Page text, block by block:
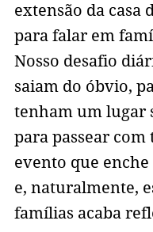
extensão da casa
para falar em
Nosso desafio
saiam do óbvio,
tenham um lugar
para passear
evento que
e, naturalmente,
famílias acaba